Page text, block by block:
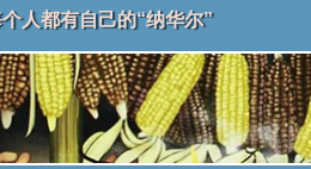
个人都有自己的“纳华尔”